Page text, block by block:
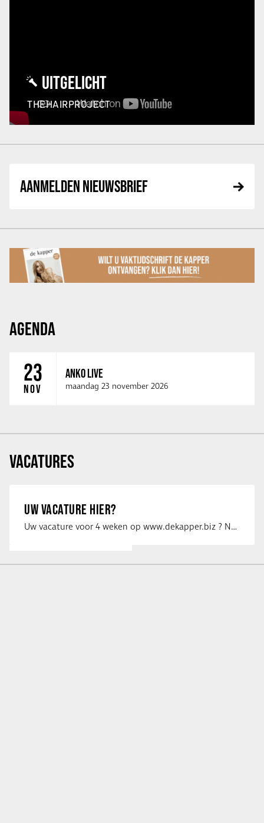
UITGELICHT
THEHAIRPROJECT
AANMELDEN NIEUWSBRIEF
AGENDA
23
NOV
ANKO LIVE
maandag 23 november 2026
VACATURES
UW VACATURE HIER?
Uw vacature voor 4 weken op www.dekapper.biz ? Neem dan contact op met Maaike …